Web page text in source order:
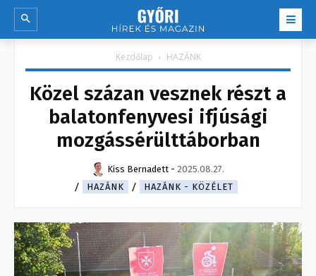
Kezdőlap HAZÁNK
Közel százan vesznek részt a
balatonfenyvesi ifjúsági
mozgássérülttáborban
Kiss Bernadett - 2025.08.27.
HAZÁNK
HAZÁNK - KÖZÉLET